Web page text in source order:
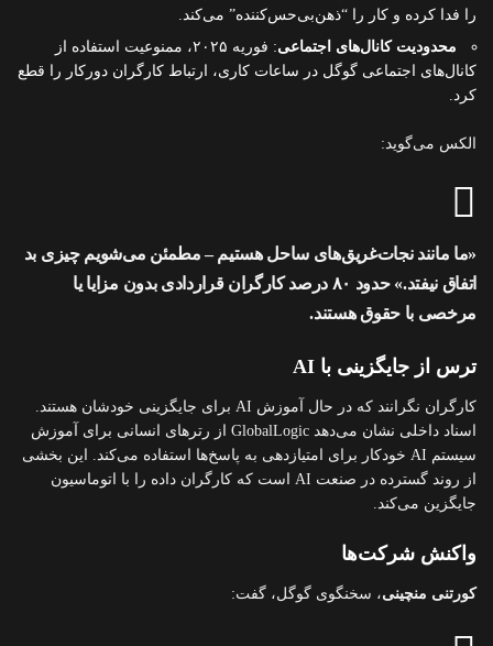
را فدا کرده و کار را “ذهن‌بی‌حس‌کننده” می‌کند.
محدودیت کانال‌های اجتماعی
: فوریه ۲۰۲۵، ممنوعیت استفاده از
کانال‌های اجتماعی گوگل در ساعات کاری، ارتباط کارگران دورکار را قطع
کرد.
الکس می‌گوید:
«ما مانند نجات‌غریق‌های ساحل هستیم – مطمئن می‌شویم چیزی بد
اتفاق نیفتد.» حدود ۸۰ درصد کارگران قراردادی بدون مزایا یا
مرخصی با حقوق هستند.
ترس از جایگزینی با AI
کارگران نگرانند که در حال آموزش AI برای جایگزینی خودشان هستند.
اسناد داخلی نشان می‌دهد GlobalLogic از رترهای انسانی برای آموزش
سیستم AI خودکار برای امتیازدهی به پاسخ‌ها استفاده می‌کند. این بخشی
از روند گسترده در صنعت AI است که کارگران داده را با اتوماسیون
جایگزین می‌کند.
واکنش شرکت‌ها
کورتنی منچینی، سخنگوی گوگل، گفت: